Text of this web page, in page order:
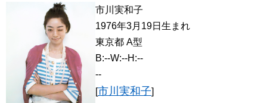
市川実和子
1976年3月19日生まれ
東京都 A型
B:--W:--H:--
--
[市川実和子]